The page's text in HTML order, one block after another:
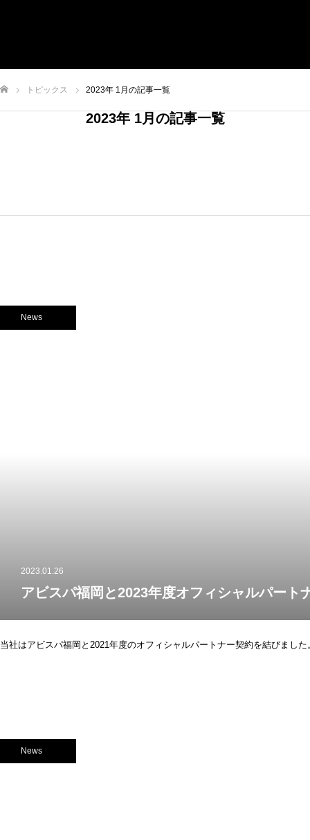
トピックス 2023年 1月の記事一覧
2023年 1月の記事一覧
News
2023.01.26
アビスパ福岡と2023年度オフィシャルパート
当社はアビスパ福岡と2021年度のオフィシャルパートナー契約を結びまし
News